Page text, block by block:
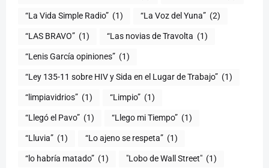
“La Vida Simple Radio” (1) “La Voz del Yuna” (2)
“LAS BRAVO” (1) “Las novias de Travolta (1)
“Lenis García opiniones” (1)
“Ley 135-11 sobre HIV y Sida en el Lugar de Trabajo” (1)
“limpiavidrios” (1) “Limpio” (1)
“Llegó el Pavo” (1) “Llego mi Tiempo” (1)
“Lluvia” (1) “Lo ajeno se respeta” (1)
“lo habría matado” (1) "Lobo de Wall Street" (1)